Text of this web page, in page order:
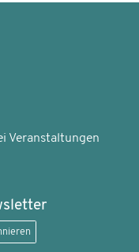
Veranstaltungen